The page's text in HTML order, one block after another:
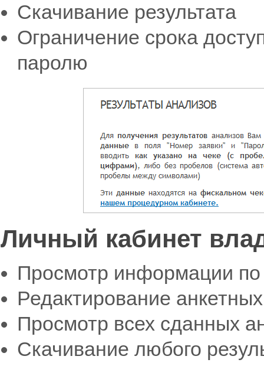
Скачивание результата
Ограничение срока
паролю
Личный кабинет
Просмотр информации по
Редактирование
Просмотр всех сданных
Скачивание любого